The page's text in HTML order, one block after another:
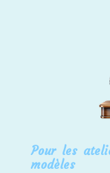
Pour les
modèles